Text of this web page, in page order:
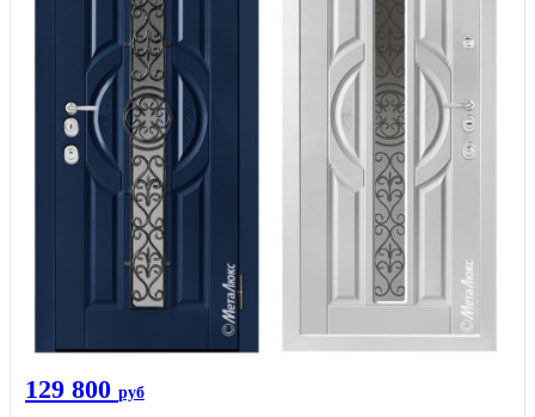
129 800 руб